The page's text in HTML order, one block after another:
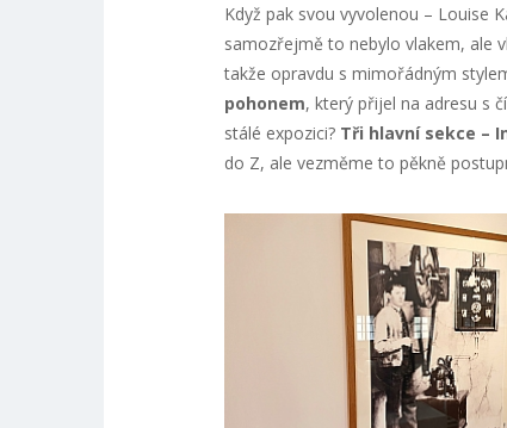
Když pak svou vyvolenou – Louise
samozřejmě to nebylo vlakem, ale
takže opravdu s mimořádným
pohonem, který přijel na adresu s
stálé expozici? Tři hlavní sekce –
do Z, ale vezměme to pěkně